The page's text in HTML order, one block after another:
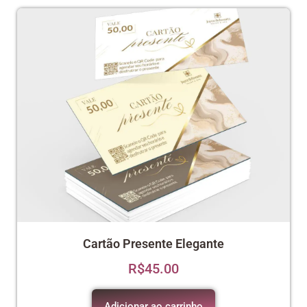
Cartão Presente Elegante
R$45.00